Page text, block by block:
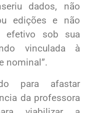
dados, não
edições e não
efetivo sob sua
vinculada à
nominal”.
para afastar
da professora